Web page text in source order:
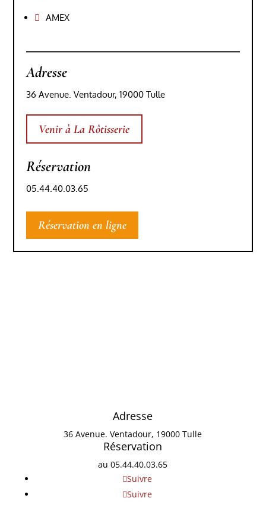
 AMEX
Adresse
36 Avenue. Ventadour, 19000 Tulle
Venir à La Rôtisserie
Réservation
05.44.40.03.65
Réservation en ligne
Adresse
36 Avenue. Ventadour, 19000 Tulle
Réservation
au05.44.40.03.65
Suivre
Suivre